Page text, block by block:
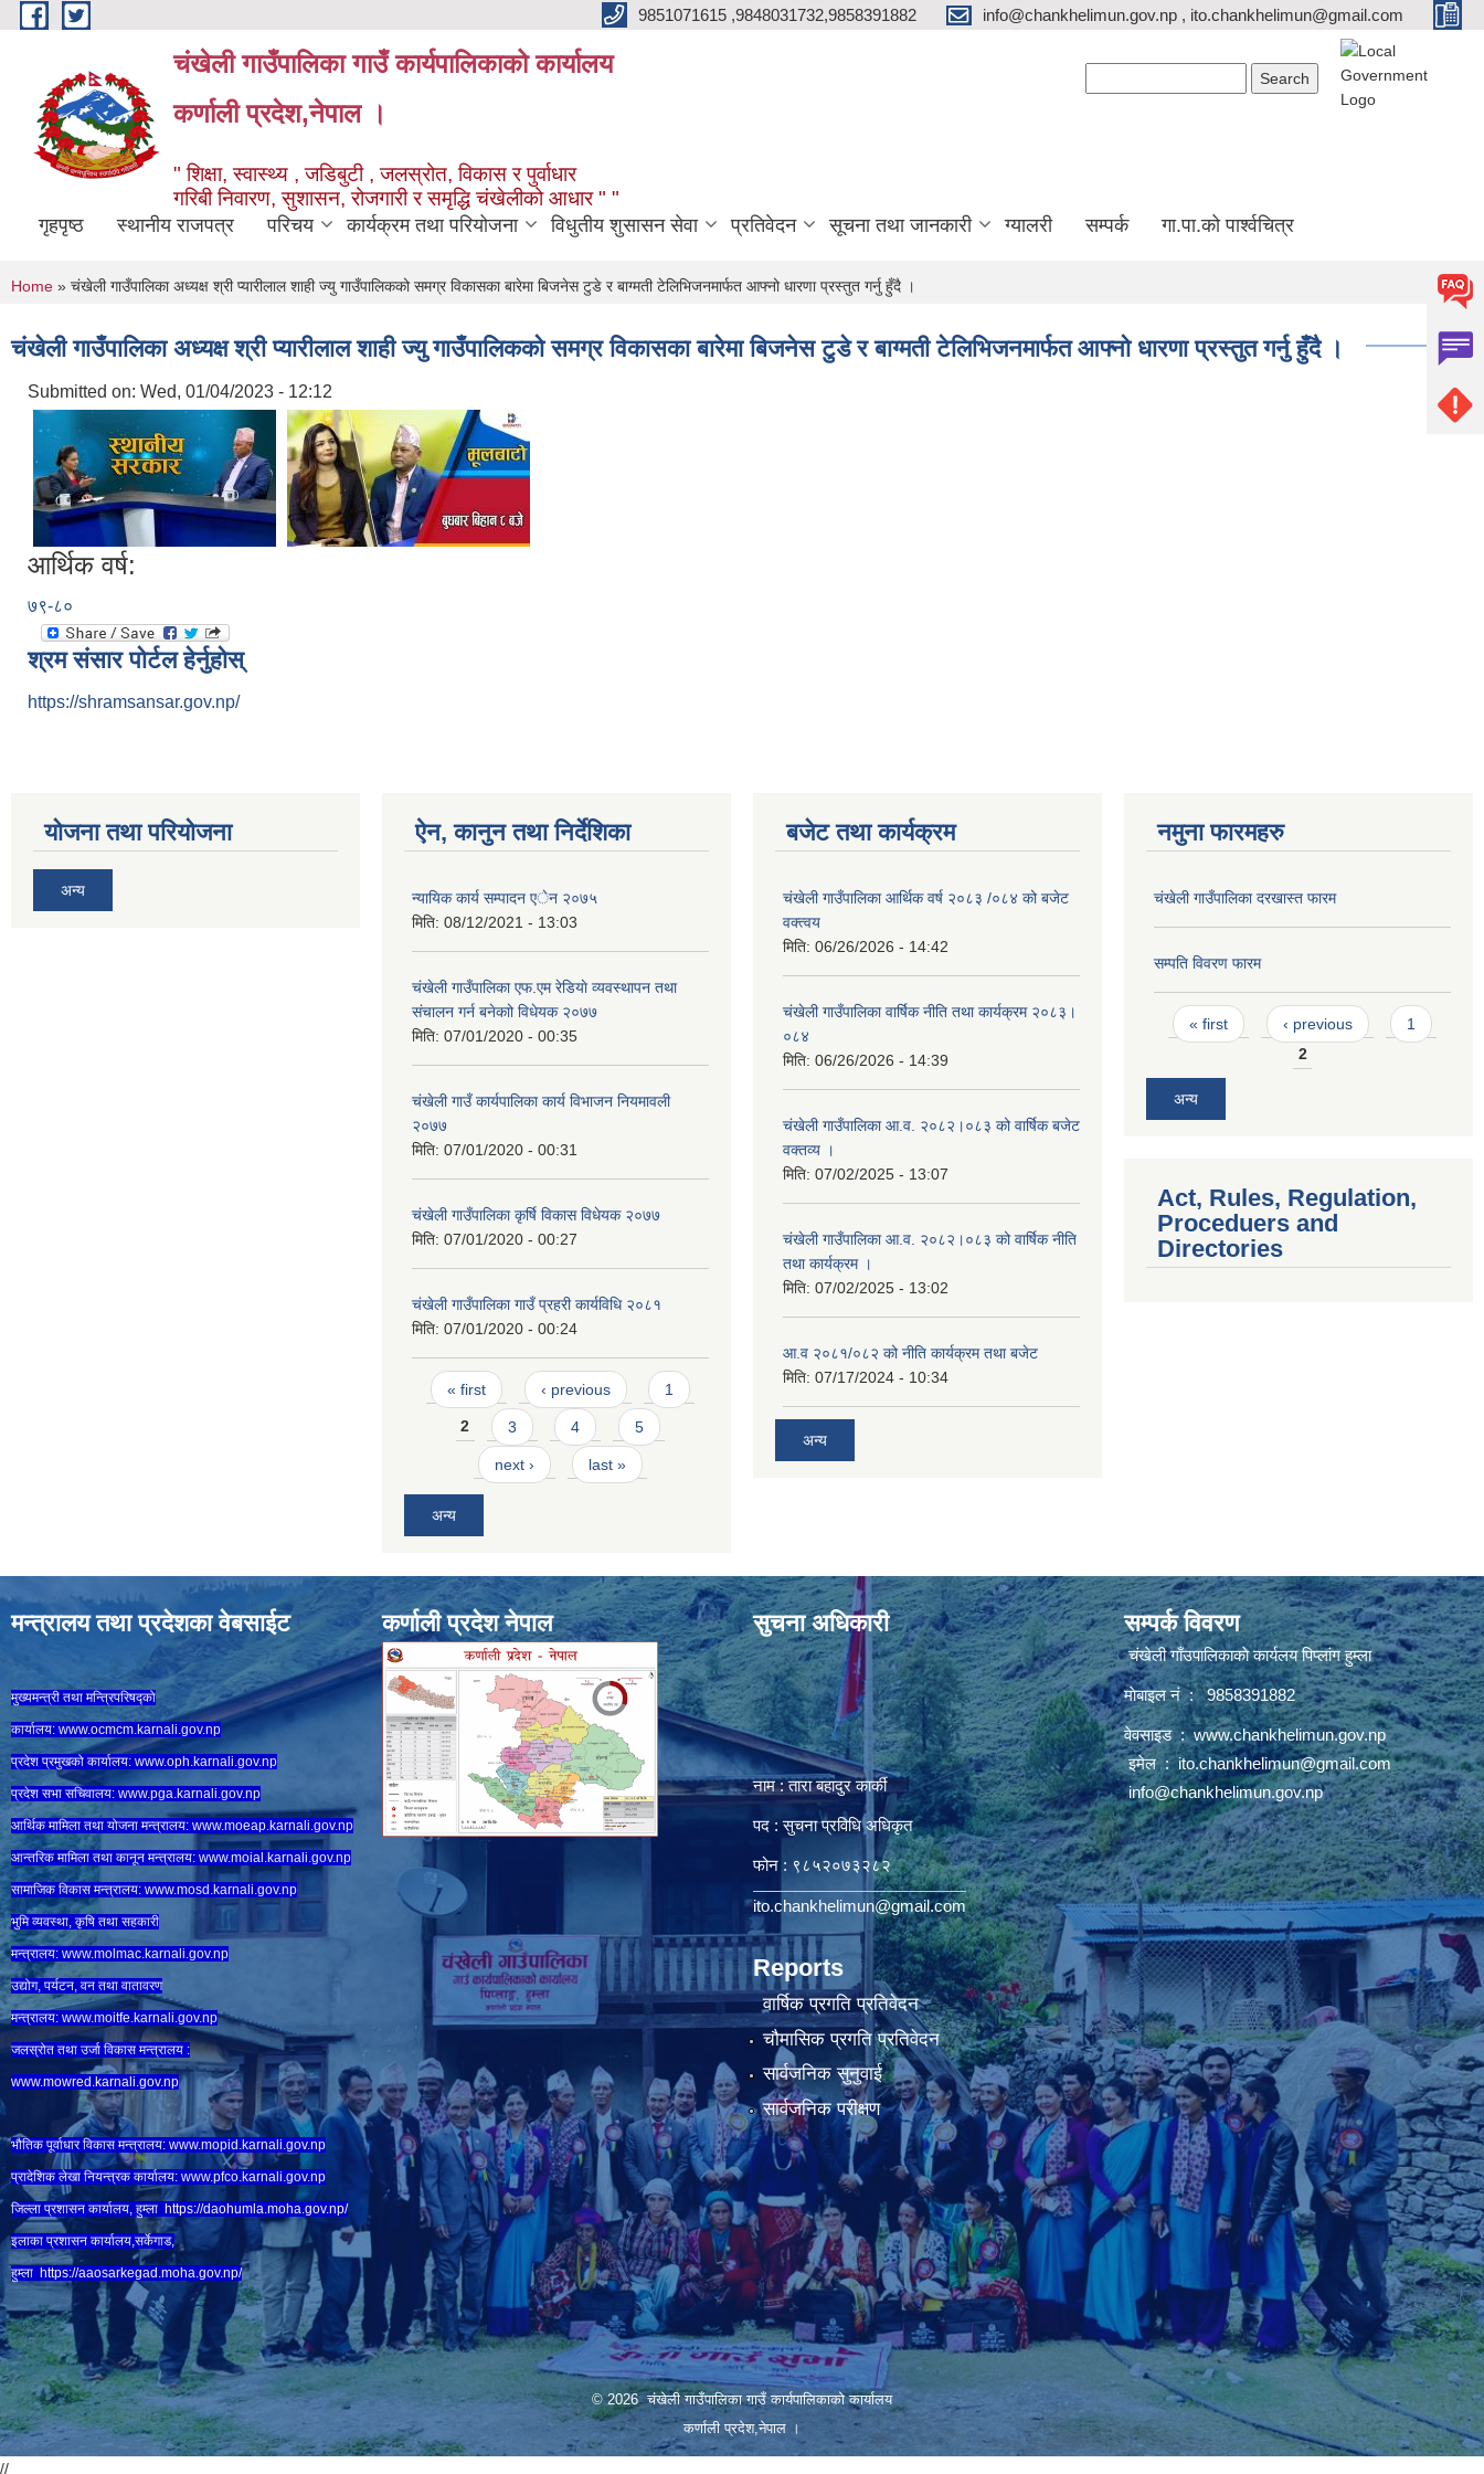
Skip to main content 9851071615 ,9848031732,9858391882 info@chankhelimun.gov.np , ito.chankhelimun@gmail.com
चंखेली गाउँपालिका गाउँ कार्यपालिकाको कार्यालय
कर्णाली प्रदेश,नेपाल ।
" शिक्षा, स्वास्थ्य , जडिबुटी , जलस्रोत, विकास र पुर्वाधार
गरिबी निवारण, सुशासन, रोजगारी र समृद्धि चंखेलीको आधार " "
गृहपृष्ठ स्थानीय राजपत्र परिचय कार्यक्रम तथा परियोजना विधुतीय शुसासन सेवा प्रतिवेदन सूचना तथा जानकारी ग्यालरी सम्पर्क गा.पा.को पार्श्वचित्र
You are here
Home » चंखेली गाउँपालिका अध्यक्ष श्री प्यारीलाल शाही ज्यु गाउँपालिकको समग्र विकासका बारेमा बिजनेस टुडे र बाग्मती टेलिभिजनमार्फत आफ्नो धारणा प्रस्तुत गर्नु हुँदै ।
चंखेली गाउँपालिका अध्यक्ष श्री प्यारीलाल शाही ज्यु गाउँपालिकको समग्र विकासका बारेमा बिजनेस टुडे र बाग्मती टेलिभिजनमार्फत आफ्नो धारणा प्रस्तुत गर्नु हुँदै ।
Submitted on: Wed, 01/04/2023 - 12:12
आर्थिक वर्ष:
७९-८०
श्रम संसार पोर्टल हेर्नुहोस्
https://shramsansar.gov.np/
योजना तथा परियोजना
अन्य
ऐन, कानुन तथा निर्देशिका
न्यायिक कार्य सम्पादन एेन २०७५
मिति: 08/12/2021 - 13:03
चंखेली गाउँपालिका एफ.एम रेडियाे व्यवस्थापन तथा
संचालन गर्न बनेकाो विधेयक २०७७
मिति: 07/01/2020 - 00:35
च‌ंखेली गाउँ कार्यपालिका कार्य विभाजन नियमावली
२०७७
मिति: 07/01/2020 - 00:31
चंखेली गाउँपालिका कृर्षि विकास विधेयक २०७७
मिति: 07/01/2020 - 00:27
चंखेली गाउँपालिका गाउँ प्रहरी कार्यविधि २०८१
मिति: 07/01/2020 - 00:24
Pages
« first ‹ previous 1
2 3 4 5
next › last »
अन्य
बजेट तथा कार्यक्रम
चंखेली गाउँपालिका आर्थिक वर्ष २०८३ /०८४ को बजेट
वक्त्वय
मिति: 06/26/2026 - 14:42
चंखेली गाउँपालिका वार्षिक नीति तथा कार्यक्रम २०८३।
०८४
मिति: 06/26/2026 - 14:39
चंखेली गाउँपालिका आ.व. २०८२।०८३ को वार्षिक बजेट
वक्तव्य ।
मिति: 07/02/2025 - 13:07
चंखेली गाउँपालिका आ.व. २०८२।०८३ को वार्षिक नीति
तथा कार्यक्रम ।
मिति: 07/02/2025 - 13:02
आ.व २०८१/०८२ को नीति कार्यक्रम तथा बजेट
मिति: 07/17/2024 - 10:34
अन्य
नमुना फारमहरु
चंखेली गाउँपालिका दरखास्त फारम
सम्पति विवरण फारम
Pages
« first ‹ previous
1
2
अन्य
Act, Rules, Regulation,
Proceduers and
Directories
मन्त्रालय तथा प्रदेशका वेबसाईट
मुख्यमन्त्री तथा मन्त्रिपरिषद्को
कार्यालय: www.ocmcm.karnali.gov.np
प्रदेश प्रमुखको कार्यालय: www.oph.karnali.gov.np
प्रदेश सभा सचिवालय: www.pga.karnali.gov.np
आर्थिक मामिला तथा योजना मन्त्रालय: www.moeap.karnali.gov.np
आन्तरिक मामिला तथा कानून मन्त्रालय: www.moial.karnali.gov.np
सामाजिक विकास मन्त्रालय: www.mosd.karnali.gov.np
भुमि व्यवस्था, कृषि तथा सहकारी
मन्त्रालय: www.molmac.karnali.gov.np
उद्योग, पर्यटन, वन तथा वातावरण
मन्त्रालय: www.moitfe.karnali.gov.np
जलस्रोत तथा उर्जा विकास मन्त्रालय :
www.mowred.karnali.gov.np
भौतिक पूर्वाधार विकास मन्त्रालय: www.mopid.karnali.gov.np
प्रादेशिक लेखा नियन्त्रक कार्यालय: www.pfco.karnali.gov.np
जिल्ला प्रशासन कार्यालय, हुम्ला https://daohumla.moha.gov.np/
इलाका प्रशासन कार्यालय,सर्केगाड,
हुम्ला https://aaosarkegad.moha.gov.np/
कर्णाली प्रदेश नेपाल सुचना अधिकारी
नाम : तारा बहादुर कार्की
पद : सुचना प्रविधि अधिकृत
फोन : ९८५२०७३२८२
ito.chankhelimun@gmail.com
Reports
वार्षिक प्रगति प्रतिवेदन
चौमासिक प्रगति प्रतिवेदन
सार्वजनिक सुनुवाई
सार्वजनिक परीक्षण
सम्पर्क विवरण
चंखेली गाँउपालिकाकाे कार्यलय पिप्लांग हुम्ला
माेबाइल नं : 9858391882
वेवसाइड :www.chankhelimun.gov.np
इमेल :ito.chankhelimun@gmail.com
info@chankhelimun.gov.np
© 2026 चंखेली गाउँपालिका गाउँ कार्यपालिकाको कार्यालय
कर्णाली प्रदेश,नेपाल ।
//